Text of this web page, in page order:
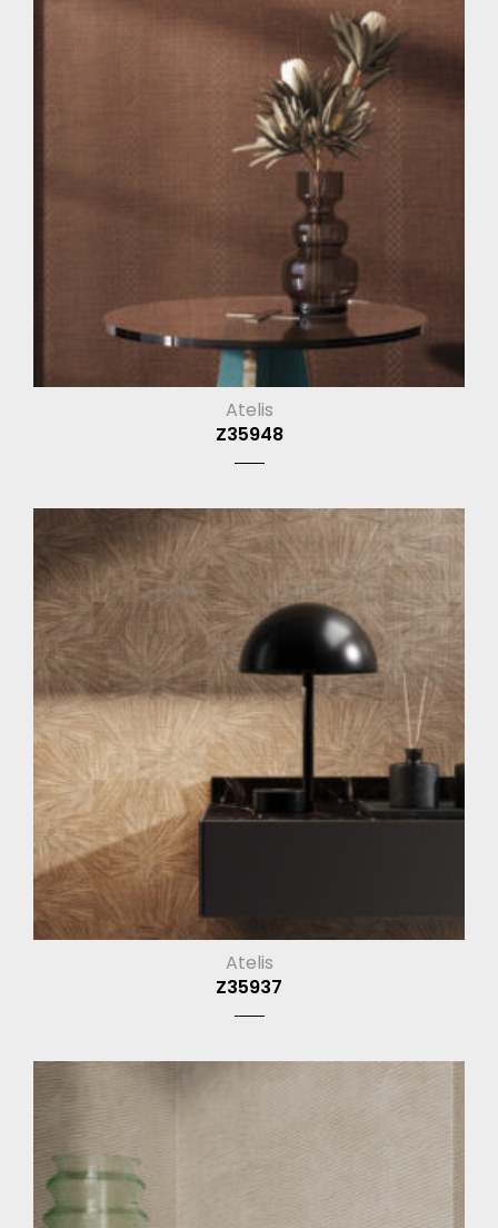
Atelis
Z35948
Atelis
Z35937